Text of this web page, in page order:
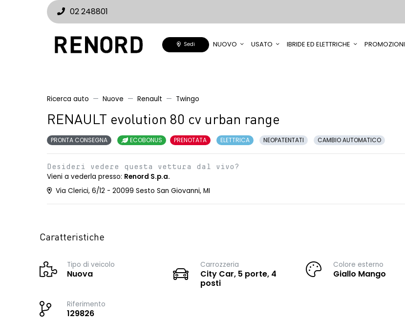
02 248801
Sedi NUOVO USATO IBRIDE ED ELETTRICHE PROMOZIONI
Ricerca auto Nuove Renault Twingo
RENAULT evolution 80 cv urban range
PRONTA CONSEGNA ECOBONUS PRENOTATA ELETTRICA NEOPATENTATI CAMBIO AUTOMATICO
Desideri vedere questa vettura dal vivo?
Vieni a vederla presso: Renord S.p.a.
Via Clerici, 6/12 - 20099 Sesto San Giovanni, MI
Caratteristiche
Tipo di veicolo
Nuova
Carrozzeria
City Car, 5 porte, 4
posti
Colore esterno
Giallo Mango
Riferimento
129826